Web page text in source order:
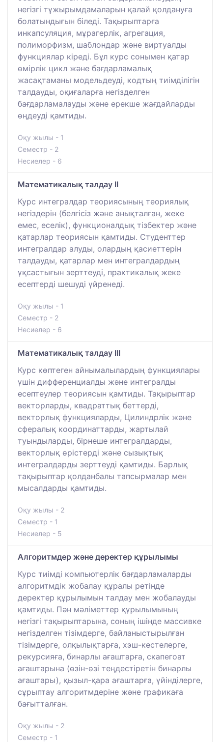
негізгі тұжырымдамаларын қалай қолдануға
болатындығын біледі. Тақырыптарға
инкапсуляция, мұрагерлік, агрегация,
полиморфизм, шаблондар және виртуалды
функциялар кіреді. Бұл курс сонымен қатар
өмірлік цикл және бағдарламалық
жасақтаманы модельдеуді, кодтың тиімділігін
талдауды, оқиғаларға негізделген
бағдарламалауды және ерекше жағдайларды
өңдеуді қамтиды.
Оқу жылы - 1
Семестр - 2
Несиелер - 6
Математикалық талдау II
Курс интегралдар теориясының теориялық
негіздерін (белгісіз және анықталған, жеке
емес, еселік), функционалдық тізбектер және
қатарлар теориясын қамтиды. Студенттер
интегралдар алуды, олардың қасиеттерін
талдауды, қатарлар мен интегралдардың
ұқсастығын зерттеуді, практикалық жеке
есептерді шешуді үйренеді.
Оқу жылы - 1
Семестр - 2
Несиелер - 6
Математикалық талдау III
Курс көптеген айнымалылардың функциялары
үшін дифференциалды және интегралды
есептеулер теориясын қамтиды. Тақырыптар
векторларды, квадраттық беттерді,
векторлық функцияларды, Цилиндрлік және
сфералық координаттарды, жартылай
туындыларды, бірнеше интегралдарды,
векторлық өрістерді және сызықтық
интегралдарды зерттеуді қамтиды. Барлық
тақырыптар қолданбалы тапсырмалар мен
мысалдарды қамтиды.
Оқу жылы - 2
Семестр - 1
Несиелер - 5
Алгоритмдер және деректер құрылымы
Курс тиімді компьютерлік бағдарламаларды
алгоритмдік жобалау құралы ретінде
деректер құрылымын талдау мен жобалауды
қамтиды. Пән мәліметтер құрылымының
негізгі тақырыптарына, соның ішінде массивке
негізделген тізімдерге, байланыстырылған
тізімдерге, олқылықтарға, хэш-кестелерге,
рекурсияға, бинарлы ағаштарға, скапегоат
ағаштарына (өзін-өзі теңдестіретін бинарлы
ағаштары), қызыл-қара ағаштарға, үйінділерге,
сұрыптау алгоритмдеріне және графикаға
бағытталған.
Оқу жылы - 2
Семестр - 1